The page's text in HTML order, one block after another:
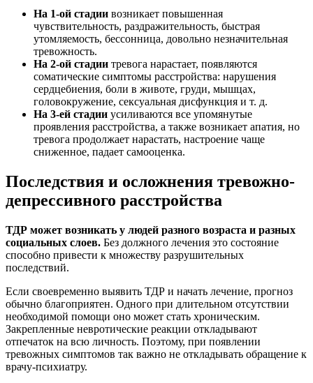
На 1-ой стадии возникает повышенная
чувствительность, раздражительность, быстрая
утомляемость, бессонница, довольно незначительная
тревожность.
На 2-ой стадии тревога нарастает, появляются
соматические симптомы расстройства: нарушения
сердцебиения, боли в животе, груди, мышцах,
головокружение, сексуальная дисфункция и т. д.
На 3-ей стадии усиливаются все упомянутые
проявления расстройства, а также возникает апатия, но
тревога продолжает нарастать, настроение чаще
сниженное, падает самооценка.
Последствия и осложнения тревожно-
депрессивного расстройства
ТДР может возникать у людей разного возраста и разных
социальных слоев. Без должного лечения это состояние
способно привести к множеству разрушительных
последствий.
Если своевременно выявить ТДР и начать лечение, прогноз
обычно благоприятен. Одного при длительном отсутствии
необходимой помощи оно может стать хроническим.
Закрепленные невротические реакции откладывают
отпечаток на всю личность. Поэтому, при появлении
тревожных симптомов так важно не откладывать обращение к
врачу-психиатру.